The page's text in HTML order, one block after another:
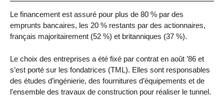
Le financement est assuré pour plus de 80 % par des
emprunts bancaires, les 20 % restants par des actionnaires,
français majoritairement (52 %) et britanniques (37 %).
Le choix des entreprises a été fixé par contrat en août ’86 et
s’est porté sur les fondatrices (TML). Elles sont responsables
des études d’ingénierie, des fournitures d’équipements et de
l’ensemble des travaux de construction pour réaliser le tunnel.